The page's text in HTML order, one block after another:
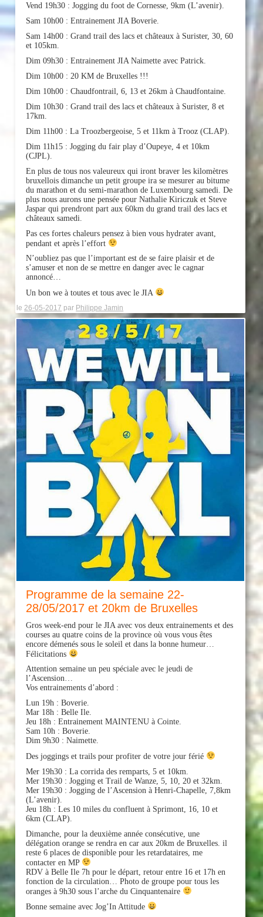
Vend 19h30 : Jogging du foot de Cornesse, 9km (L’avenir).
Sam 10h00 : Entrainement JIA Boverie.
Sam 14h00 : Grand trail des lacs et châteaux à Surister, 30, 60
et 105km.
Dim 09h30 : Entrainement JIA Naimette avec Patrick.
Dim 10h00 : 20 KM de Bruxelles !!!
Dim 10h00 : Chaudfontrail, 6, 13 et 26km à Chaudfontaine.
Dim 10h30 : Grand trail des lacs et châteaux à Surister, 8 et
17km.
Dim 11h00 : La Troozbergeoise, 5 et 11km à Trooz (CLAP).
Dim 11h15 : Jogging du fair play d’Oupeye, 4 et 10km
(CJPL).
En plus de tous nos valeureux qui iront braver les kilomètres
bruxellois dimanche un petit groupe ira se mesurer au bitume
du marathon et du semi-marathon de Luxembourg samedi. De
plus nous aurons une pensée pour Nathalie Kiriczuk et Steve
Jaspar qui prendront part aux 60km du grand trail des lacs et
châteaux samedi.
Pas ces fortes chaleurs pensez à bien vous hydrater avant,
pendant et après l’effort
N’oubliez pas que l’important est de se faire plaisir et de
s’amuser et non de se mettre en danger avec le cagnar
annoncé…
Un bon we à toutes et tous avec le JIA
le26-05-2017 par Philippe Jamin
Programme de la semaine 22-
28/05/2017 et 20km de Bruxelles
Gros week-end pour le JIA avec vos deux entrainements et des
courses au quatre coins de la province où vous vous êtes
encore démenés sous le soleil et dans la bonne humeur…
Félicitations
Attention semaine un peu spéciale avec le jeudi de
l’Ascension…
Vos entrainements d’abord :
Lun 19h : Boverie.
Mar 18h : Belle Ile.
Jeu 18h : Entrainement MAINTENU à Cointe.
Sam 10h : Boverie.
Dim 9h30 : Naimette.
Des joggings et trails pour profiter de votre jour férié
Mer 19h30 : La corrida des remparts, 5 et 10km.
Mer 19h30 : Jogging et Trail de Wanze, 5, 10, 20 et 32km.
Mer 19h30 : Jogging de l’Ascension à Henri-Chapelle, 7,8km
(L’avenir).
Jeu 18h : Les 10 miles du confluent à Sprimont, 16, 10 et
6km (CLAP).
Dimanche, pour la deuxième année consécutive, une
délégation orange se rendra en car aux 20km de Bruxelles. il
reste 6 places de disponible pour les retardataires, me
contacter en MP
RDV à Belle Ile 7h pour le départ, retour entre 16 et 17h en
fonction de la circulation… Photo de groupe pour tous les
oranges à 9h30 sous l’arche du Cinquantenaire
Bonne semaine avec Jog’In Attitude